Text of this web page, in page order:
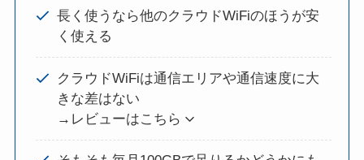
長く使うなら他のクラウドWiFiのほうが安
く使える
クラウドWiFiは通信エリアや通信速度に大
きな差はない
→レビューはこちら